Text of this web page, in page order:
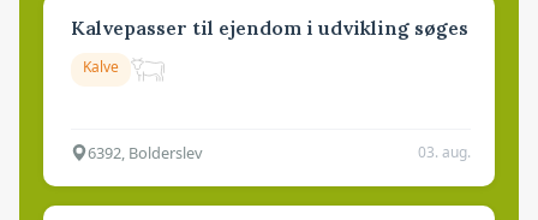
Kalvepasser til ejendom i udvikling søges
Kalve
6392, Bolderslev 03. aug.